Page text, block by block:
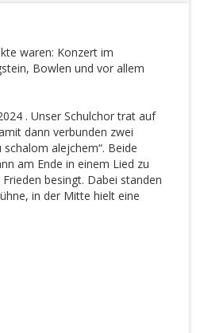
waren: Konzert im
Bowlen und vor allem
. Unser Schulchor trat auf
dann verbunden zwei
schalom alejchem“. Beide
am Ende in einem Lied zu
besingt. Dabei standen
in der Mitte hielt eine